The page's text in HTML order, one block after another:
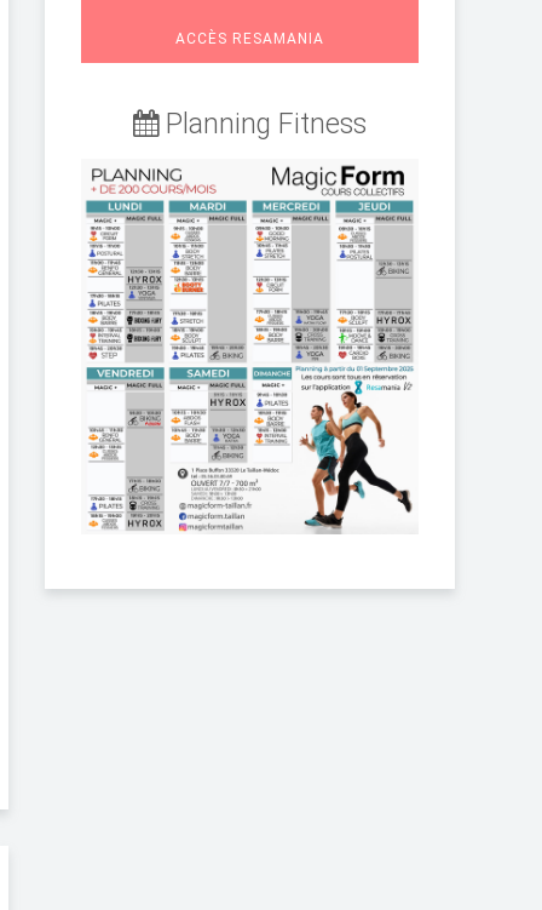
ACCÈS RESAMANIA
Planning Fitness